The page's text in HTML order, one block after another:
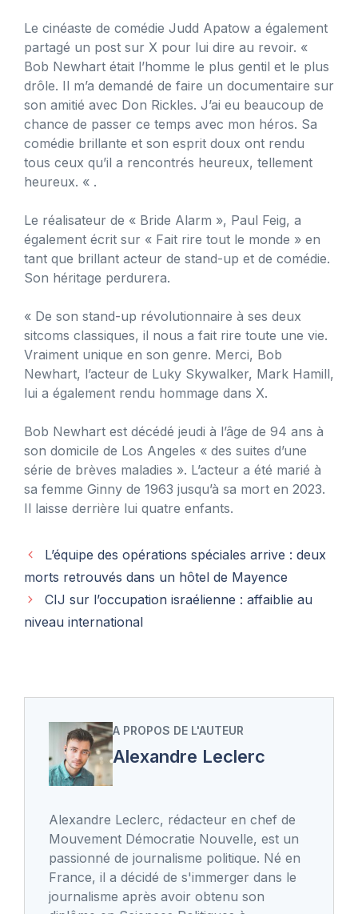
Le cinéaste de comédie Judd Apatow a également
partagé un post sur X pour lui dire au revoir. «
Bob Newhart était l’homme le plus gentil et le plus
drôle. Il m’a demandé de faire un documentaire sur
son amitié avec Don Rickles. J’ai eu beaucoup de
chance de passer ce temps avec mon héros. Sa
comédie brillante et son esprit doux ont rendu
tous ceux qu’il a rencontrés heureux, tellement
heureux. « .
Le réalisateur de « Bride Alarm », Paul Feig, a
également écrit sur « Fait rire tout le monde » en
tant que brillant acteur de stand-up et de comédie.
Son héritage perdurera.
« De son stand-up révolutionnaire à ses deux
sitcoms classiques, il nous a fait rire toute une vie.
Vraiment unique en son genre. Merci, Bob
Newhart, l’acteur de Luky Skywalker, Mark Hamill,
lui a également rendu hommage dans X.
Bob Newhart est décédé jeudi à l’âge de 94 ans à
son domicile de Los Angeles « des suites d’une
série de brèves maladies ». L’acteur a été marié à
sa femme Ginny de 1963 jusqu’à sa mort en 2023.
Il laisse derrière lui quatre enfants.
L’équipe des opérations spéciales arrive : deux
morts retrouvés dans un hôtel de Mayence
CIJ sur l’occupation israélienne : affaiblie au
niveau international
A PROPOS DE L'AUTEUR
Alexandre Leclerc
Alexandre Leclerc, rédacteur en chef de
Mouvement Démocratie Nouvelle, est un
passionné de journalisme politique. Né en
France, il a décidé de s'immerger dans le
journalisme après avoir obtenu son